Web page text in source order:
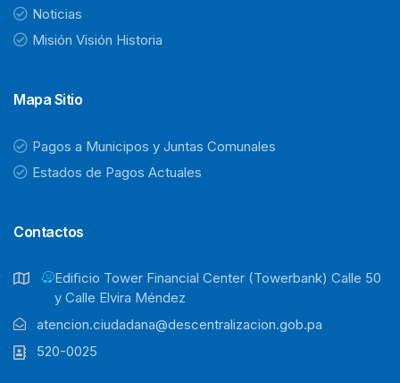
Noticias
Misión Visión Historia
Mapa Sitio
Pagos a Municipos y Juntas Comunales
Estados de Pagos Actuales
Contactos
Ediﬁcio Tower Financial Center (Towerbank) Calle 50
y Calle Elvira Méndez
atencion.ciudadana@descentralizacion.gob.pa
520-0025